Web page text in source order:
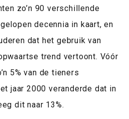
zo’n 90 verschillende
decennia in kaart, en
dat het gebruik van
trend vertoont. Vóór
5% van de tieners
jaar 2000 veranderde dat in
dit naar 13%.